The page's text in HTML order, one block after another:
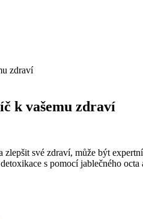
zdraví
k vašemu zdraví
své zdraví, může být
s pomocí jablečného